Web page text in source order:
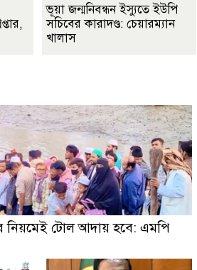
ভূয়া জন্মনিবন্ধন ইস্যুতে ইউপি
সচিবের কারাদণ্ড: চেয়ারম্যান
খালাস
নিয়মেই টোল আদায় হবে: এমপি